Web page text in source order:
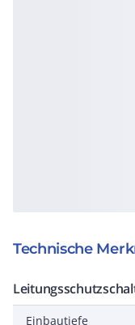
Technische
Einbautiefe